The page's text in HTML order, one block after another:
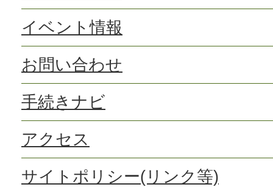
イベント情報
お問い合わせ
手続きナビ
アクセス
サイトポリシー(リンク等)